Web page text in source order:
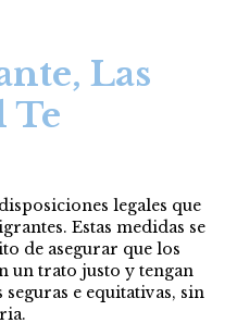
Las
Te
legales que
Estas medidas se
de asegurar que los
un trato justo y tengan
e equitativas, sin